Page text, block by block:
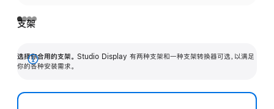
支架
选择你合用的支架。 Studio Display 有两种支架和一种支架转换器可选，以满足
你的各种安装需求。
展